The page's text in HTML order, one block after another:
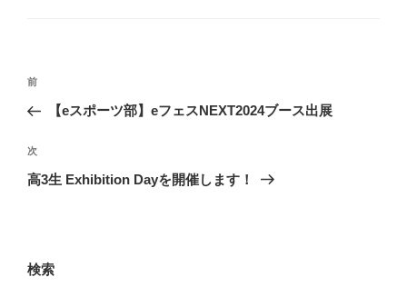
投
ナ
ビ
ゲ
ン
前
の
稿
前
【eスポーツ部】eフェスNEXT2024ブース出展
次
の
次
高3生 Exhibition Dayを開催します！
検索